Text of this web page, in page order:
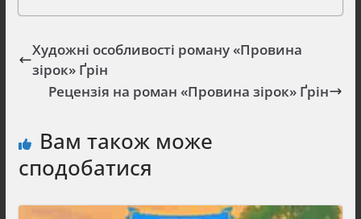
Художні особливості роману «Провина
зірок» Ґрін
Рецензія на роман «Провина зірок» Ґрін
Вам також може
сподобатися